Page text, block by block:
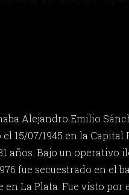
Alejandro Emilio
15/07/1945 en la Capital
años. Bajo un operativo
fue secuestrado en el
en La Plata. Fue visto por